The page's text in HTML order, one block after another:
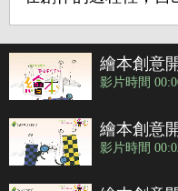
繪本創意
影片時間
繪本創意
影片時間